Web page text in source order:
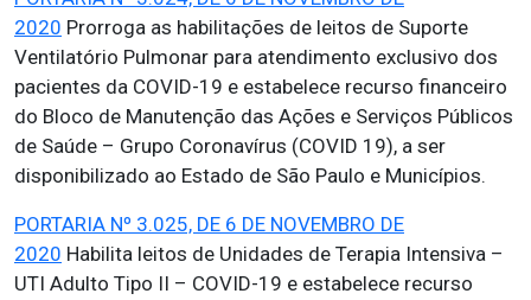
2020 Prorroga as habilitações de leitos de Suporte
Ventilatório Pulmonar para atendimento exclusivo dos
pacientes da COVID-19 e estabelece recurso financeiro
do Bloco de Manutenção das Ações e Serviços Públicos
de Saúde – Grupo Coronavírus (COVID 19), a ser
disponibilizado ao Estado de São Paulo e Municípios.
PORTARIA Nº 3.025, DE 6 DE NOVEMBRO DE
2020 Habilita leitos de Unidades de Terapia Intensiva –
UTI Adulto Tipo II – COVID-19 e estabelece recurso